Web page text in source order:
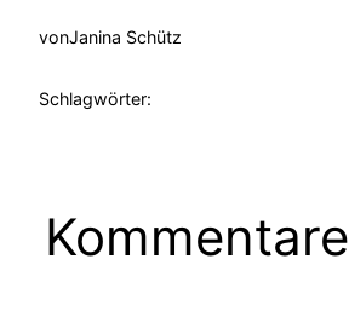
vonJanina Schütz
Schlagwörter:
Kommentare